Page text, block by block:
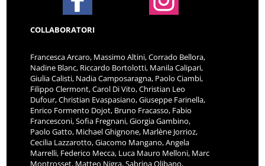
COLLABORATORI
Francesca Arcaro, Massimo Altini, Corrado Bellora,
Nadine Blanc, Riccardo Bortolotti, Manila Calipari,
Giulia Calisti, Nadia Camposaragna, Paolo Ciambi,
Filippo Clermont, Carol Di Vito, Christian Leo
Dufour, Christian Evaspasiano, Giuseppe Farinella,
Enrico Formento Dojot, Bruno Fracasso, Fabio
Francesconi, Sofia Fregnani, Giorgia Gambino,
Paolo Gatto, Michael Ghignone, Marlène Jorrioz,
Cecilia Lazzarotto, Giacomo Mangano, Angela
Marrelli, Federico Mecca, Luca Mauro Melloni, Marc
Montrosset, Matteo Nigra, Sabrina Olibano,